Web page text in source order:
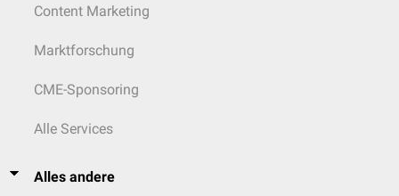
Content Marketing
Marktforschung
CME-Sponsoring
Alle Services
Alles andere